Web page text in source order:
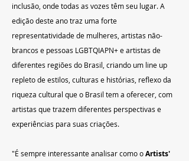
inclusão, onde todas as vozes têm seu lugar. A
edição deste ano traz uma forte
representatividade de mulheres, artistas não-
brancos e pessoas LGBTQIAPN+ e artistas de
diferentes regiões do Brasil, criando um line up
repleto de estilos, culturas e histórias, reflexo da
riqueza cultural que o Brasil tem a oferecer, com
artistas que trazem diferentes perspectivas e
experiências para suas criações.
"É sempre interessante analisar como o Artists'